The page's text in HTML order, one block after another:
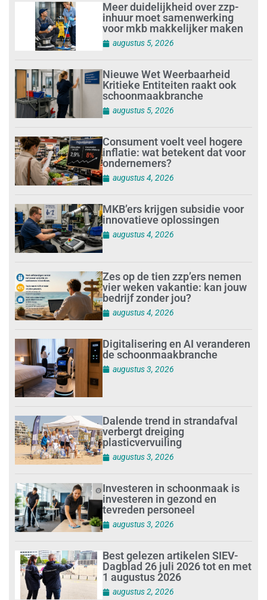
Meer duidelijkheid over zzp-
inhuur moet samenwerking
voor mkb makkelijker maken
augustus 5, 2026
Nieuwe Wet Weerbaarheid
Kritieke Entiteiten raakt ook
schoonmaakbranche
augustus 5, 2026
Consument voelt veel hogere
inflatie: wat betekent dat voor
ondernemers?
augustus 4, 2026
MKB’ers krijgen subsidie voor
innovatieve oplossingen
augustus 4, 2026
Zes op de tien zzp’ers nemen
vier weken vakantie: kan jouw
bedrijf zonder jou?
augustus 4, 2026
Digitalisering en AI veranderen
de schoonmaakbranche
augustus 3, 2026
Dalende trend in strandafval
verbergt dreiging
plasticvervuiling
augustus 3, 2026
Investeren in schoonmaak is
investeren in gezond en
tevreden personeel
augustus 3, 2026
Best gelezen artikelen SIEV-
Dagblad 26 juli 2026 tot en met
1 augustus 2026
augustus 2, 2026